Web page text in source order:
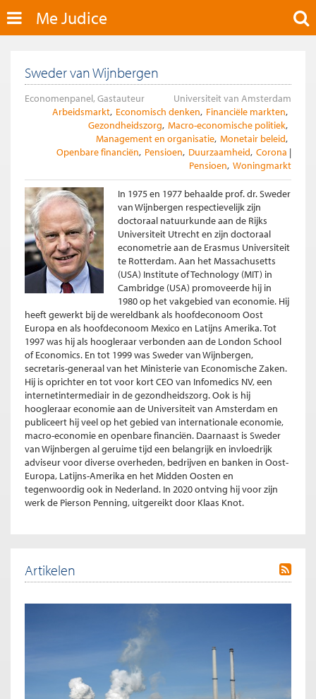
Me Judice
Sweder van Wijnbergen
Economenpanel, Gastauteur
Universiteit van Amsterdam
Arbeidsmarkt Economisch denken Financiële markten
Gezondheidszorg Macro-economische politiek
Management en organisatie Monetair beleid
Openbare financiën Pensioen Duurzaamheid Corona
Pensioen Woningmarkt
In 1975 en 1977 behaalde prof. dr. Sweder
van Wijnbergen respectievelijk zijn
doctoraal natuurkunde aan de Rijks
Universiteit Utrecht en zijn doctoraal
econometrie aan de Erasmus Universiteit
te Rotterdam. Aan het Massachusetts
(USA) Institute of Technology (MIT) in
Cambridge (USA) promoveerde hij in
1980 op het vakgebied van economie. Hij
heeft gewerkt bij de wereldbank als hoofdeconoom Oost
Europa en als hoofdeconoom Mexico en Latijns Amerika. Tot
1997 was hij als hoogleraar verbonden aan de London School
of Economics. En tot 1999 was Sweder van Wijnbergen,
secretaris-generaal van het Ministerie van Economische Zaken.
Hij is oprichter en tot voor kort CEO van Infomedics NV, een
internetintermediair in de gezondheidszorg. Ook is hij
hoogleraar economie aan de Universiteit van Amsterdam en
publiceert hij veel op het gebied van internationale economie,
macro-economie en openbare financiën. Daarnaast is Sweder
van Wijnbergen al geruime tijd een belangrijk en invloedrijk
adviseur voor diverse overheden, bedrijven en banken in Oost-
Europa, Latijns-Amerika en het Midden Oosten en
tegenwoordig ook in Nederland. In 2020 ontving hij voor zijn
werk de Pierson Penning, uitgereikt door Klaas Knot.
Artikelen